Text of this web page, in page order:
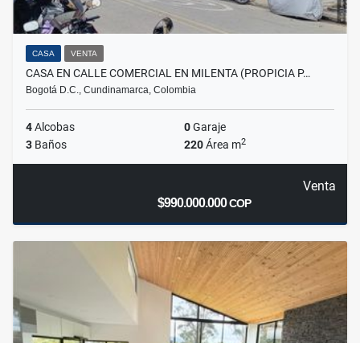
CASA VENTA
CASA EN CALLE COMERCIAL EN MILENTA (PROPICIA P…
Bogotá D.C., Cundinamarca, Colombia
4Alcobas 0Garaje
3 Baños 220Área m2
Venta
$990.000.000COP